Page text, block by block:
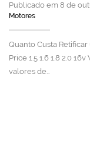
Publicado em 8 de
Motores
Quanto Custa
Price 1.5 1.6 1.8 2.0
valores de…